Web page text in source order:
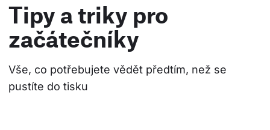
Tipy a triky pro
začátečníky
Vše, co potřebujete vědět předtím, než se
pustíte do tisku